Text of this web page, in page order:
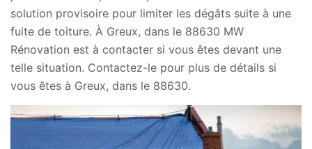
solution provisoire pour limiter les dégâts suite à une
fuite de toiture. À Greux, dans le 88630 MW
Rénovation est à contacter si vous êtes devant une
telle situation. Contactez-le pour plus de détails si
vous êtes à Greux, dans le 88630.